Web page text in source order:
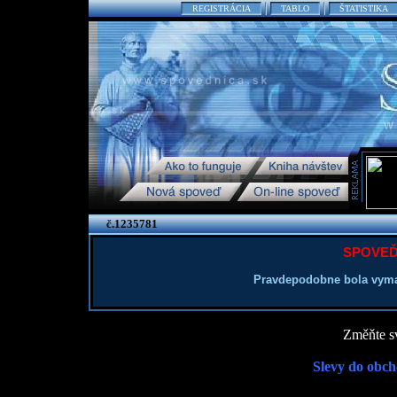
REGISTRÁCIA TABLO ŠTATISTIKA
č.1235781
Pravdepodobne bola
Změňte
Slevy do